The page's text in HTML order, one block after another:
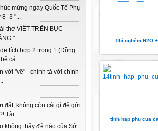
mừng ngày Quốc Tế Phụ
8 -3 "...
thơ VIẾT TRÊN BỤC
"...
tích hợp 2 trong 1 (Đồng
cá...
với "vẽ" - chính tả với chính
đất, không còn cái gì để gởi
Tài...
không thấy đề nào của Sở
Thí nghệm H2O
tinh hap phu cua